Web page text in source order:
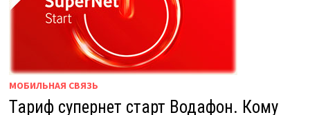
МОБИЛЬНАЯ СВЯЗЬ
Тариф супернет старт Водафон. Кому